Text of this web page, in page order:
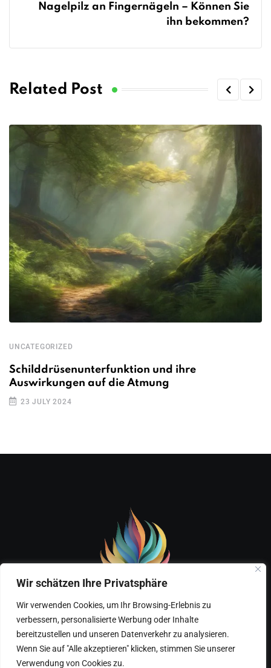
Wir schätzen Ihre Privatsphäre
Wir verwenden Cookies, um Ihr Browsing-Erlebnis zu
verbessern, personalisierte Werbung oder Inhalte
bereitzustellen und unseren Datenverkehr zu analysieren.
Wenn Sie auf "Alle akzeptieren" klicken, stimmen Sie unserer
Verwendung von Cookies zu.
Nagelpilz an Fingernägeln – Können Sie
ihn bekommen?
Related Post
UNCATEGORIZED
Schilddrüsenunterfunktion und ihre
Auswirkungen auf die Atmung
23 JULY 2024
Home Über mich – Marks Gesundheitsreise
Kontakt